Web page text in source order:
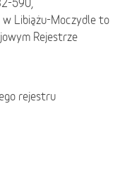
590,
Libiążu-Moczydle to
Rejestrze
rejestru